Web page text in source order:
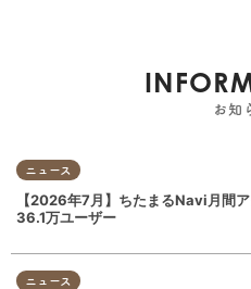
お知
ニュース
【2026年7月】ちたまるNavi月間
36.1万ユーザー
ニュース